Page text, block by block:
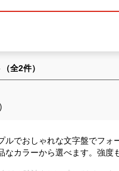
（全2件）
ルでおしゃれな文字盤でフォ
なカラーから選べます。強度